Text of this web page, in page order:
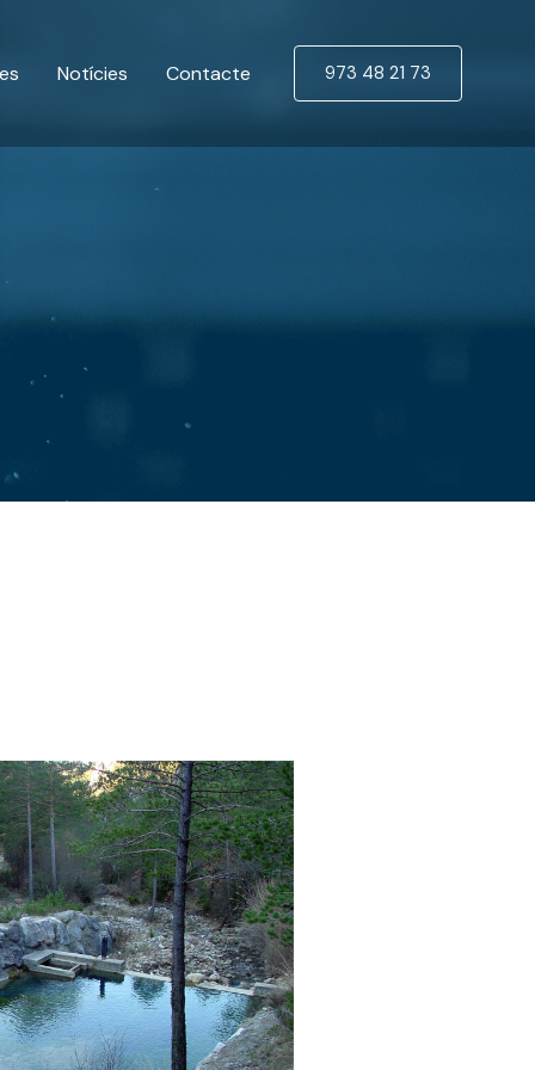
Notícies Contacte 973 48 21 73